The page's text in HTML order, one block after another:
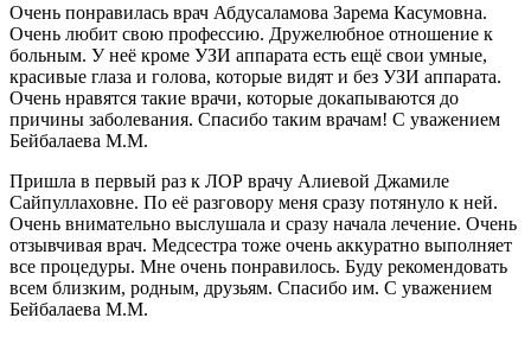
Очень понравилась врач Абдусаламова Зарема Касумовна.
Очень любит свою профессию. Дружелюбное отношение к
больным. У неё кроме УЗИ аппарата есть ещё свои умные,
красивые глаза и голова, которые видят и без УЗИ аппарата.
Очень нравятся такие врачи, которые докапываются до
причины заболевания. Спасибо таким врачам! С уважением
Бейбалаева М.М.
Пришла в первый раз к ЛОР врачу Алиевой Джамиле
Сайпуллаховне. По её разговору меня сразу потянуло к ней.
Очень внимательно выслушала и сразу начала лечение. Очень
отзывчивая врач. Медсестра тоже очень аккуратно выполняет
все процедуры. Мне очень понравилось. Буду рекомендовать
всем близким, родным, друзьям. Спасибо им. С уважением
Бейбалаева М.М.